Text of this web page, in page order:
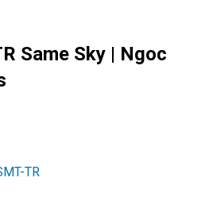
Same Sky | Ngoc
TR